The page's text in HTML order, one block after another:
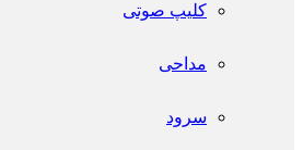
کلیپ صوتی
مداحی
سرود